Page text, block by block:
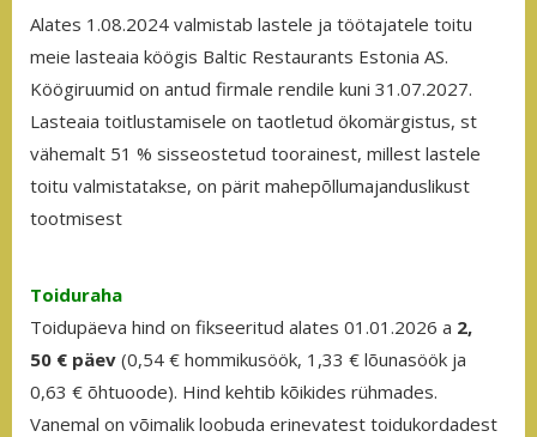
Alates 1.08.2024 valmistab lastele ja töötajatele toitu
meie lasteaia köögis Baltic Restaurants Estonia AS.
Köögiruumid on antud firmale rendile kuni 31.07.2027.
Lasteaia toitlustamisele on taotletud ökomärgistus, st
vähemalt 51 % sisseostetud toorainest, millest lastele
toitu valmistatakse, on pärit mahepõllumajanduslikust
tootmisest
Toiduraha
Toidupäeva hind on fikseeritud alates 01.01.2026 a 2,
50 € päev (0,54 € hommikusöök, 1,33 € lõunasöök ja
0,63 € õhtuoode). Hind kehtib kõikides rühmades.
Vanemal on võimalik loobuda erinevatest toidukordadest